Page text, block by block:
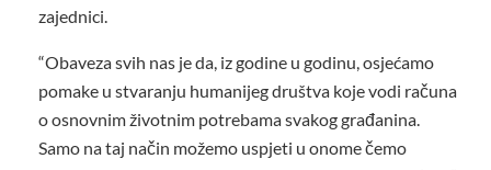
zajednici.
“Obaveza svih nas je da, iz godine u godinu, osjećamo
pomake u stvaranju humanijeg društva koje vodi računa
o osnovnim životnim potrebama svakog građanina.
Samo na taj način možemo uspjeti u onome čemo